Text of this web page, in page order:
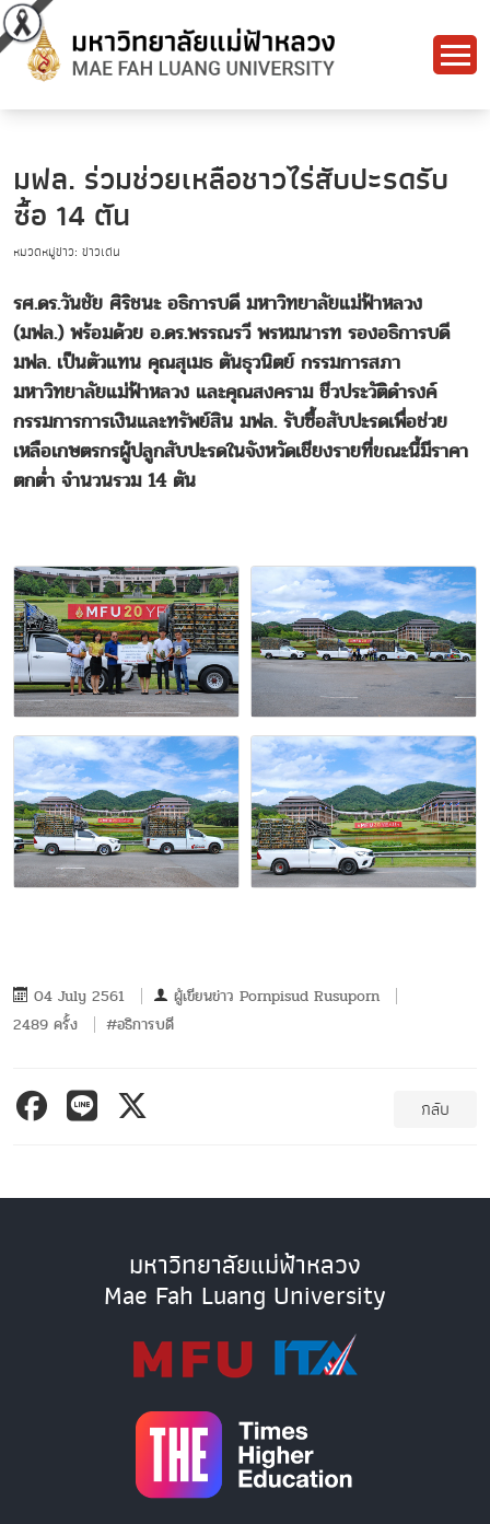
มฟล. ร่วมช่วยเหลือชาวไร่สับปะรดรับ
ซื้อ 14 ตัน
หมวดหมู่ข่าว: ข่าวเด่น
รศ.ดร.วันชัย ศิริชนะ อธิการบดี มหาวิทยาลัยแม่ฟ้าหลวง
(มฟล.) พร้อมด้วย อ.ดร.พรรณรวี พรหมนารท รองอธิการบดี
มฟล. เป็นตัวแทน คุณสุเมธ ตันธุวนิตย์ กรรมการสภา
มหาวิทยาลัยแม่ฟ้าหลวง และคุณสงคราม ชีวประวัติดำรงค์
กรรมการการเงินและทรัพย์สิน มฟล. รับซื้อสับปะรดเพื่อช่วย
เหลือเกษตรกรผู้ปลูกสับปะรดในจังหวัดเชียงรายที่ขณะนี้มีราคา
ตกต่ำ จำนวนรวม 14 ตัน
04 July 2561 ผู้เขียนข่าว Pornpisud Rusuporn
2489 ครั้ง
#อธิการบดี
กลับ
มหาวิทยาลัยแม่ฟ้าหลวง
Mae Fah Luang University